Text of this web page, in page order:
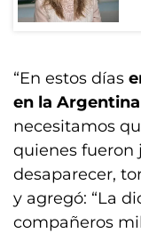
“En estos días
en la
necesitamos
quienes fueron
desaparecer,
y agregó: “La
compañeros